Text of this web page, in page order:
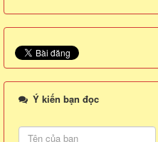
Ý kiến bạn đọc